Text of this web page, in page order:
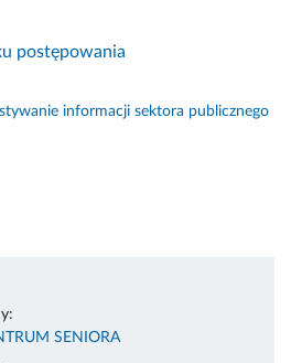
postępowania
informacji sektora publicznego
SENIORA